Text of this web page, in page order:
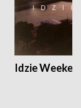
Idzie